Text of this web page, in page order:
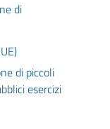
di
di piccoli
esercizi